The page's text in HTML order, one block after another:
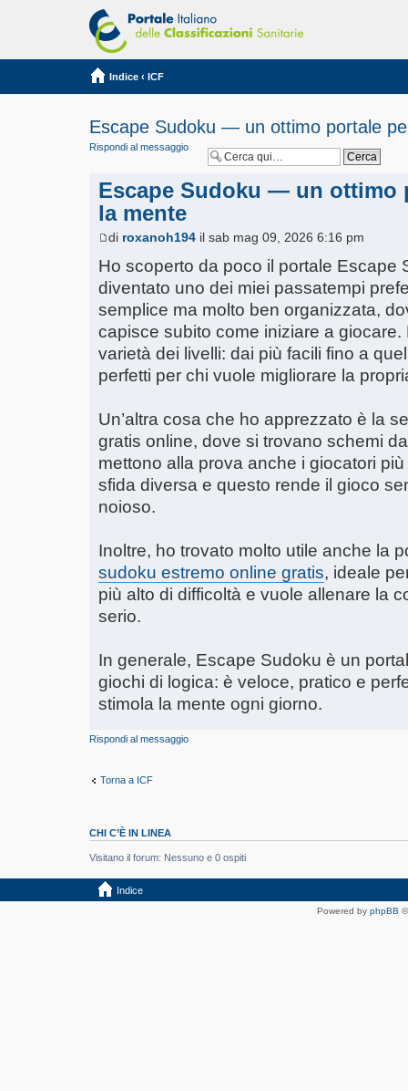
Indice ‹ ICF
Escape Sudoku — un ottimo portale
Rispondi al messaggio
Escape Sudoku — un ottimo
la mente
di roxanoh194 il sab mag 09, 2026 6:16 pm
Ho scoperto da poco il portale Escape
diventato uno dei miei passatempi
semplice ma molto ben organizzata,
capisce subito come iniziare a giocare.
varietà dei livelli: dai più facili fino a
perfetti per chi vuole migliorare la
Un’altra cosa che ho apprezzato è la
gratis online, dove si trovano schemi
mettono alla prova anche i giocatori
sfida diversa e questo rende il gioco
noioso.
Inoltre, ho trovato molto utile anche la
sudoku estremo online gratis, ideale
più alto di difficoltà e vuole allenare la
serio.
In generale, Escape Sudoku è un
giochi di logica: è veloce, pratico e
stimola la mente ogni giorno.
Rispondi al messaggio
Torna a ICF
CHI C’È IN LINEA
Visitano il forum: Nessuno e 0 ospiti
Indice
Powered by phpBB